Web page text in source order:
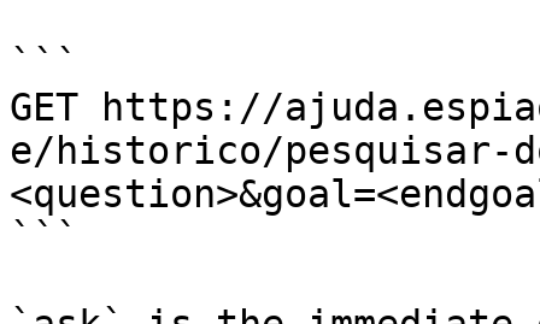
```
GET https://
e/historico/pesquisar-
```